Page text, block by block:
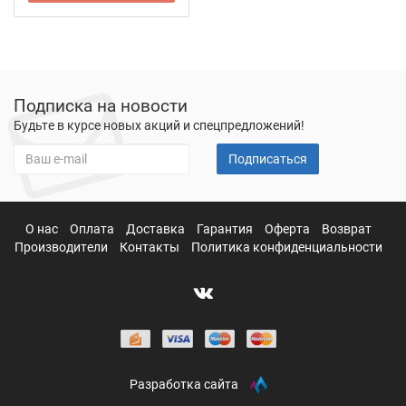
Подписка на новости
Будьте в курсе новых акций и спецпредложений!
Подписаться
О нас Оплата Доставка Гарантия Оферта
Возврат
Производители
Контакты Политика конфиденциальности
Разработка сайта